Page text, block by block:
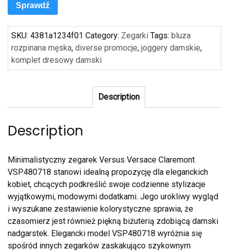
Sprawdź
SKU: 4381a1234f01 Category: Zegarki Tags: bluza
rozpinana męska, diverse promocje, joggery damskie,
komplet dresowy damski
Description
Description
Minimalistyczny zegarek Versus Versace Claremont
VSP480718 stanowi idealną propozycję dla eleganckich
kobiet, chcących podkreślić swoje codzienne stylizacje
wyjątkowymi, modowymi dodatkami. Jego urokliwy wygląd
i wyszukane zestawienie kolorystyczne sprawia, że
czasomierz jest również piękną biżuterią zdobiącą damski
nadgarstek. Elegancki model VSP480718 wyróżnia się
spośród innych zegarków zaskakująco szykownym